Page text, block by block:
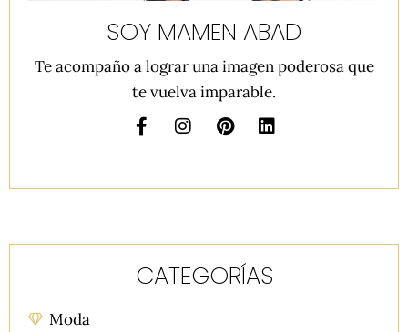
SOY MAMEN ABAD
Te acompaño a lograr una imagen poderosa que
te vuelva imparable.
CATEGORÍAS
Moda